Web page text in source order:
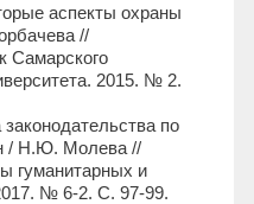
аспекты охраны
//
Самарского
2015. № 2.
по
/ Н.Ю. Молева //
гуманитарных и
№ 6-2. С. 97-99.